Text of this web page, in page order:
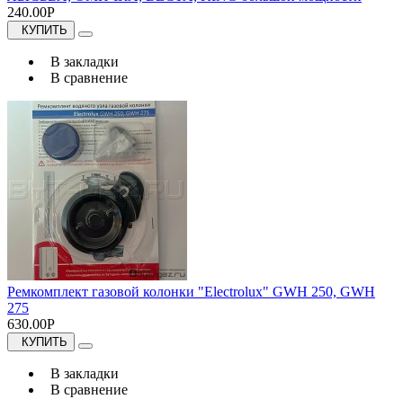
240.00Р
КУПИТЬ
В закладки
В сравнение
Ремкомплект газовой колонки "Electrolux" GWH 250, GWH
275
630.00Р
КУПИТЬ
В закладки
В сравнение